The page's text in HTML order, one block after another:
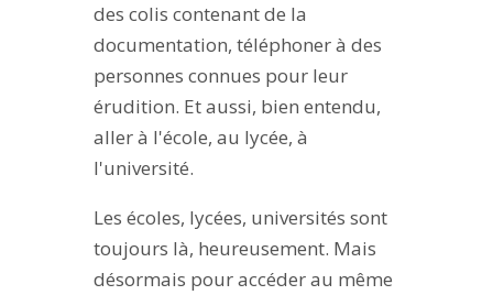
des colis contenant de la
documentation, téléphoner à des
personnes connues pour leur
érudition. Et aussi, bien entendu,
aller à l'école, au lycée, à
l'université.
Les écoles, lycées, universités sont
toujours là, heureusement. Mais
désormais pour accéder au même